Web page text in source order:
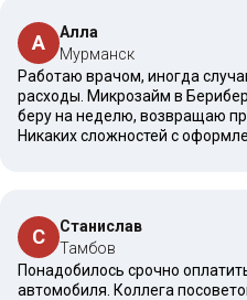
А
Алла
Мурманск
Работаю врачом, иногда
расходы. Микрозайм в
беру на неделю, возвращаю
Никаких сложностей с
С
Станислав
Тамбов
Понадобилось срочно
автомобиля. Коллега